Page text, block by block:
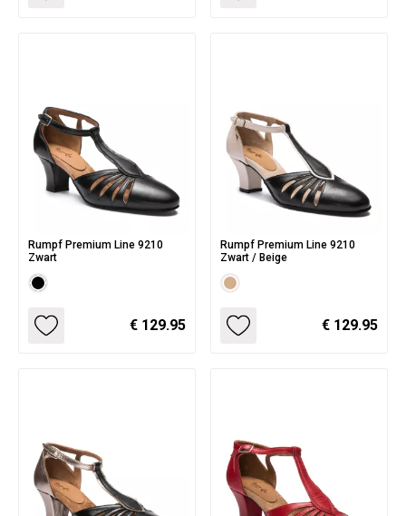
Rumpf Premium Line 9210
Zwart
€ 129.95
Rumpf Premium Line 9210
Zwart / Beige
€ 129.95